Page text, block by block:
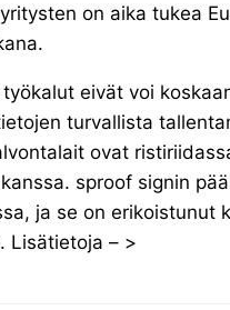
on aika tukea
eivät voi
turvallista
ovat
sproof signin
ja se on erikoistunut
Lisätietoja – >